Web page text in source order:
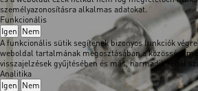
személyazonosításra alkalmas adatokat.
Funkcionális
Igen Nem
A funkcionális sütik segítenek bizonyos funkciók
weboldal tartalmának megosztásában a közösségi
visszajelzések gyűjtésében és más, harmadik féltől
Analitika
Igen Nem